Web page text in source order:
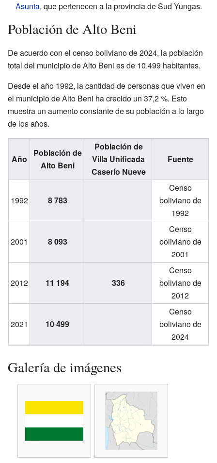
Asunta, que pertenecen a la provincia de Sud Yungas.
Población de Alto Beni
De acuerdo con el censo boliviano de 2024, la población
total del municipio de Alto Beni es de 10.499 habitantes.
Desde el año 1992, la cantidad de personas que viven en
el municipio de Alto Beni ha crecido un 37,2 %. Esto
muestra un aumento constante de su población a lo largo
de los años.
Año
Población de
Alto Beni
Población de
Villa Unificada
Caserío Nueve
Fuente
1992 8 783
Censo
boliviano de
1992
2001 8 093
Censo
boliviano de
2001
2012 11 194 336
Censo
boliviano de
2012
2021 10 499
Censo
boliviano de
2024
Galería de imágenes